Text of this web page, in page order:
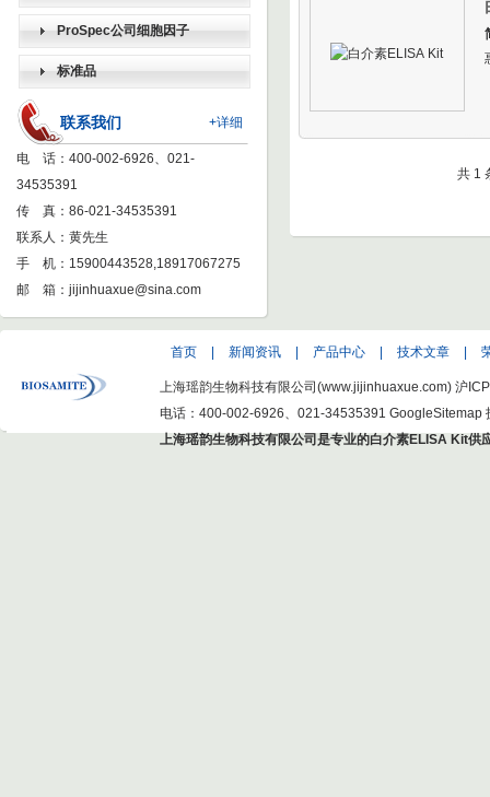
（ELISA KIT）
ProSpec公司细胞因子
标准品
+详细
联系我们
电 话：400-002-6926、021-
34535391
传 真：86-021-34535391
联系人：黄先生
手 机：15900443528,18917067275
邮 箱： jijinhuaxue@sina.com
共 1
首页 新闻资讯 产品中心 技术文章
上海瑶韵生物科技有限公司(www.jijinhuaxue.com) 沪
电话：400-002-6926、021-34535391 GoogleSitemap
上海瑶韵生物科技有限公司是专业的白介素ELISA Kit